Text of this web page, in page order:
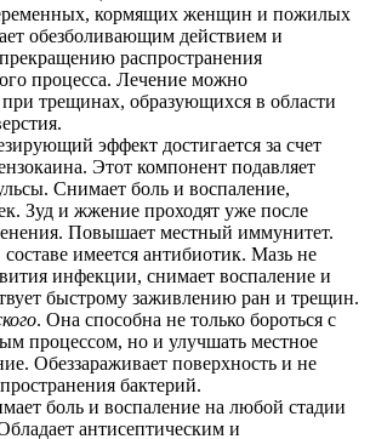
кормящих женщин и пожилых
обезболивающим действием и
распространения
процесса. Лечение можно
при трещинах, образующихся в области
эффект достигается за счет
Этот компонент подавляет
Снимает боль и воспаление,
Зуд и жжение проходят уже после
Повышает местный иммунитет.
имеется антибиотик. Мазь не
инфекции, снимает воспаление и
быстрому заживлению ран и трещин.
. Она способна не только бороться с
процессом, но и улучшать местное
Обеззараживает поверхность и не
бактерий.
боль и воспаление на любой стадии
антисептическим и